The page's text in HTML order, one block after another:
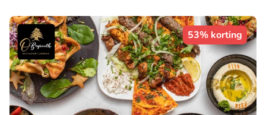
53% korting